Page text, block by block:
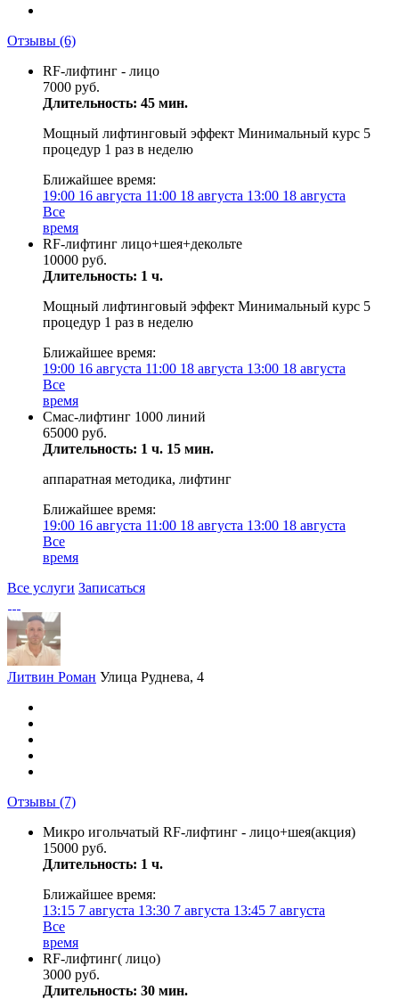
Отзывы (6)
RF-лифтинг - лицо
7000 руб.
Длительность: 45 мин.
Мощный лифтинговый эффект Минимальный курс 5
процедур 1 раз в неделю
Ближайшее время:
19:00 16 августа 11:00 18 августа 13:00 18 августа
Все
время
RF-лифтинг лицо+шея+декольте
10000 руб.
Длительность: 1 ч.
Мощный лифтинговый эффект Минимальный курс 5
процедур 1 раз в неделю
Ближайшее время:
19:00 16 августа 11:00 18 августа 13:00 18 августа
Все
время
Смас-лифтинг 1000 линий
65000 руб.
Длительность: 1 ч. 15 мин.
аппаратная методика, лифтинг
Ближайшее время:
19:00 16 августа 11:00 18 августа 13:00 18 августа
Все
время
Все услуги Записаться
Литвин Роман Улица Руднева, 4
Отзывы (7)
Микро игольчатый RF-лифтинг - лицо+шея(акция)
15000 руб.
Длительность: 1 ч.
Ближайшее время:
13:15 7 августа 13:30 7 августа 13:45 7 августа
Все
время
RF-лифтинг( лицо)
3000 руб.
Длительность: 30 мин.